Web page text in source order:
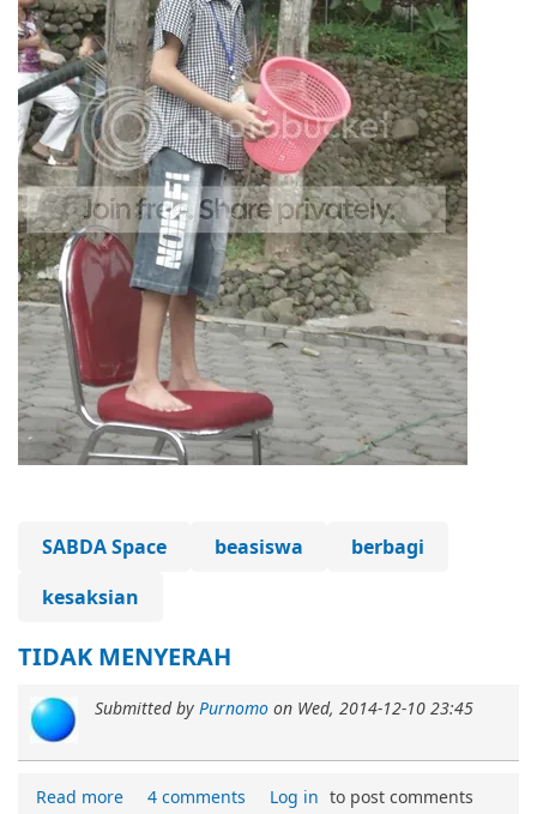
SABDA Space beasiswa
berbagi
kesaksian
TIDAK MENYERAH
Submitted by Purnomo on Wed, 2014-12-10 23:45
Read more 4 comments Log in to post comments